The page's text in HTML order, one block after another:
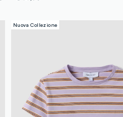
Nuova Collezione